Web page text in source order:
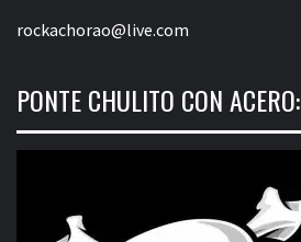
rockachorao@live.com
PONTE CHULITO CON ACERO: